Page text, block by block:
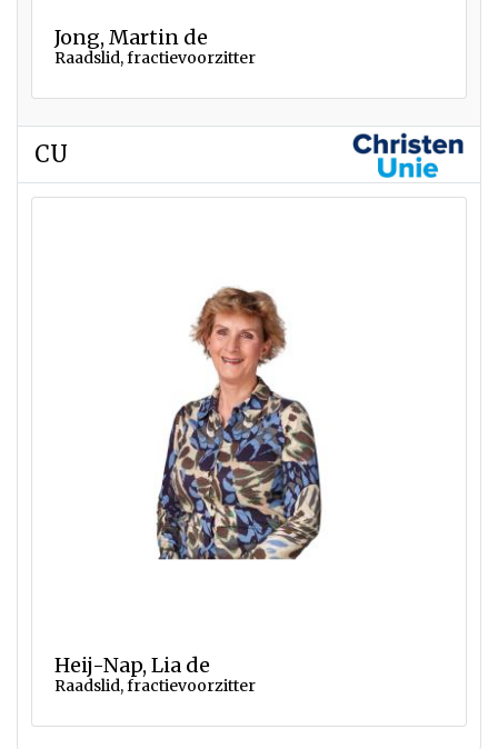
Jong, Martin de
Raadslid, fractievoorzitter
CU
Heij-Nap, Lia de
Raadslid, fractievoorzitter